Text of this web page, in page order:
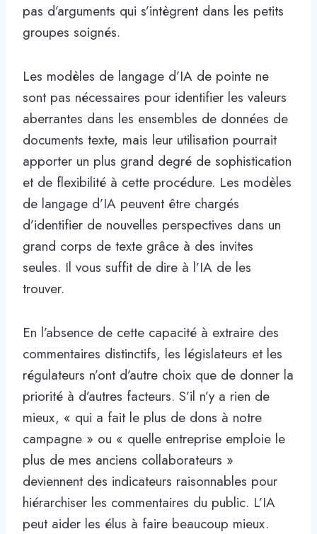
pas d’arguments qui s’intègrent dans les petits
groupes soignés.
Les modèles de langage d’IA de pointe ne
sont pas nécessaires pour identifier les valeurs
aberrantes dans les ensembles de données de
documents texte, mais leur utilisation pourrait
apporter un plus grand degré de sophistication
et de flexibilité à cette procédure. Les modèles
de langage d’IA peuvent être chargés
d’identifier de nouvelles perspectives dans un
grand corps de texte grâce à des invites
seules. Il vous suffit de dire à l’IA de les
trouver.
En l’absence de cette capacité à extraire des
commentaires distinctifs, les législateurs et les
régulateurs n’ont d’autre choix que de donner la
priorité à d’autres facteurs. S’il n’y a rien de
mieux, « qui a fait le plus de dons à notre
campagne » ou « quelle entreprise emploie le
plus de mes anciens collaborateurs »
deviennent des indicateurs raisonnables pour
hiérarchiser les commentaires du public. L’IA
peut aider les élus à faire beaucoup mieux.